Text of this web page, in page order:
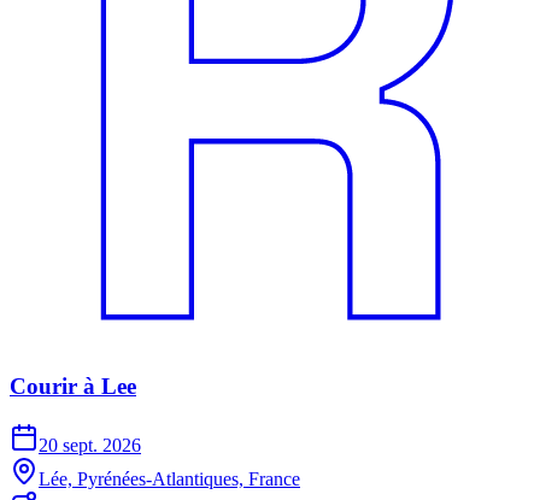
Courir à Lee
20 sept. 2026
Lée, Pyrénées-Atlantiques, France